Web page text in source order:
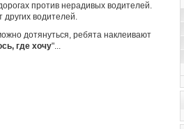
против нерадивых водителей.
водителей.
дотянуться, ребята наклеивают
где хочу"...